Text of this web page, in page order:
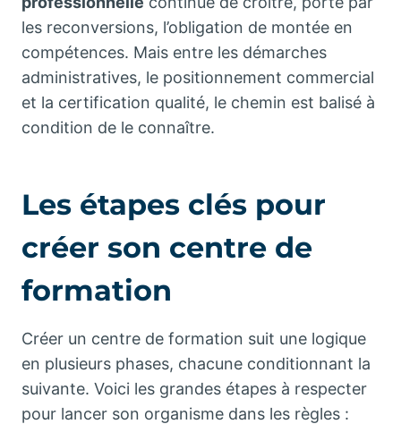
les reconversions, l’obligation de montée en
compétences. Mais entre les démarches
administratives, le positionnement commercial
et la certification qualité, le chemin est balisé à
condition de le connaître.
Les étapes clés pour
créer son centre de
formation
Créer un centre de formation suit une logique
en plusieurs phases, chacune conditionnant la
suivante. Voici les grandes étapes à respecter
pour lancer son organisme dans les règles :